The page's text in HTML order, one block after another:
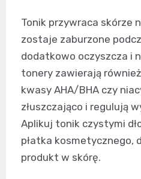
Tonik przywraca skórze
zostaje zaburzone
dodatkowo oczyszcza i
tonery zawierają
kwasy AHA/BHA czy
złuszczająco i regulują
Aplikuj tonik czystymi
płatka kosmetycznego,
produkt w skórę.